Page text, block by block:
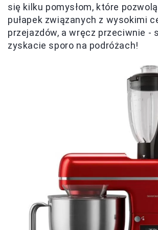
się kilku pomysłom, które
pułapek związanych z wysokimi
przejazdów, a wręcz przeciwnie -
zyskacie sporo na podróżach!